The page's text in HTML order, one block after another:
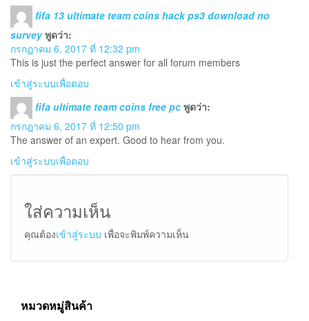
fifa 13 ultimate team coins hack ps3 download no
survey พูดว่า:
กรกฎาคม 6, 2017 ที่ 12:32 pm
This is just the perfect answer for all forum members
เข้าสู่ระบบเพื่อตอบ
fifa ultimate team coins free pc พูดว่า:
กรกฎาคม 6, 2017 ที่ 12:50 pm
The answer of an expert. Good to hear from you.
เข้าสู่ระบบเพื่อตอบ
ใส่ความเห็น
คุณต้องเข้าสู่ระบบ เพื่อจะพิมพ์ความเห็น
หมวดหมู่สินค้า